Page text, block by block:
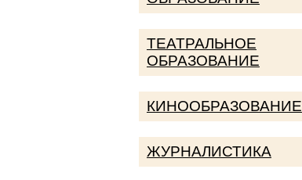
ТЕАТРАЛЬНОЕ
ОБРАЗОВАНИЕ
КИНООБРАЗОВАНИЕ
ЖУРНАЛИСТИКА